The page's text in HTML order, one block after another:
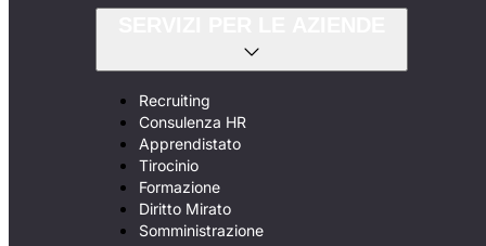
Recruiting
Consulenza HR
Apprendistato
Tirocinio
Formazione
Diritto Mirato
Somministrazione